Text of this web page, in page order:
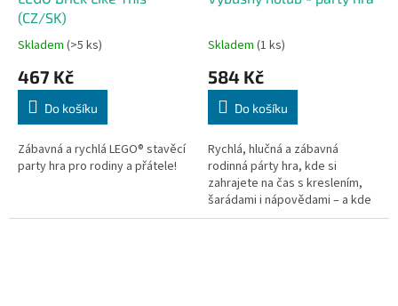
(CZ/SK)
Skladem (>5 ks)
467 Kč
Do košíku
Zábavná a rychlá LEGO® stavěcí
party hra pro rodiny a přátele!
Skladem (1 ks)
584 Kč
Do košíku
Rychlá, hlučná a zábavná
rodinná párty hra, kde si
zahrajete na čas s kreslením,
šarádami i nápovědami – a kde
vám může kdykoli vybouchnout